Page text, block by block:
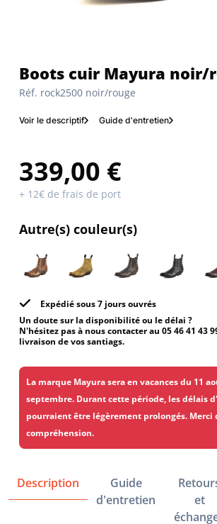
Réf. rock2500 noir/rouge
Boots cuir Mayura noir/
Voir le descriptif Guide d'entretien
339,00 €
+ 12€ de frais de port
Autre(s) couleur(s)
Expédié sous 7 jours ouvrés
Un doute sur la disponibilité ou le délai ?
N'hésitez pas à nous contacter au 05 46 41 43
livraison de vos santiags.
La marque Mayura sera en vacances du 11
septembre. Durant cette période, les délais
pourraient être légèrement prolongés. Merci
compréhension.
Description
Guide
d'entretien
et